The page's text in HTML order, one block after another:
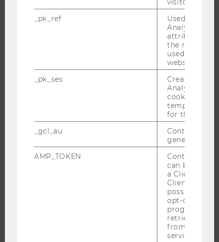
RESEARCH CAREER
WELCOME SERVICES
STUDENTS
visitor ID.
_pk_ref
Used by
Analytics to
attribution
the referrer
used to visit
website.
_pk_ses
Created by
Analytics,
cookies used
temporarily
for the
_gcl_au
Contains a
generated
AMP_TOKEN
Contains a
can be used
a Client ID
Client ID
possible
opt-out,
progress or
retrieving a
from AMP
service.